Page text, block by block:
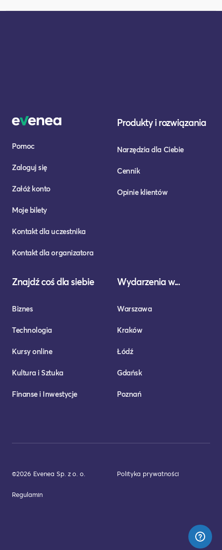
Pomoc
Zaloguj się
Załóż konto
Moje bilety
Kontakt dla uczestnika
Kontakt dla organizatora
Produkty i rozwiązania
Narzędzia dla Ciebie
Cennik
Opinie klientów
Znajdź coś dla siebie
Biznes
Technologia
Kursy online
Kultura i Sztuka
Finanse i Inwestycje
Wydarzenia w...
Warszawa
Kraków
Łódź
Gdańsk
Poznań
©2026 Evenea Sp. z o. o. Polityka prywatności
Regulamin